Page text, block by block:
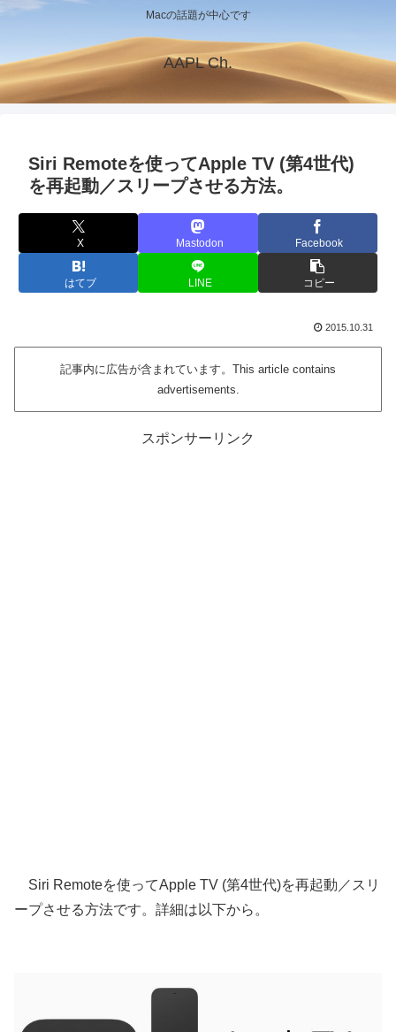
Macの話題が中心です
AAPL Ch.
Siri Remoteを使ってApple TV (第4世代)
を再起動／スリープさせる方法。
X Mastodon Facebook
はてブ LINE コピー
2015.10.31
記事内に広告が含まれています。This article contains
advertisements.
スポンサーリンク
Siri Remoteを使ってApple TV (第4世代)を再起動／スリ
ープさせる方法です。詳細は以下から。